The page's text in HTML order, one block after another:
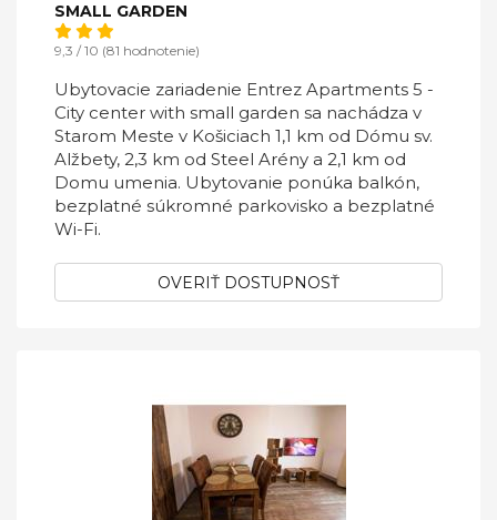
SMALL GARDEN
9,3 / 10 (81 hodnotenie)
Ubytovacie zariadenie Entrez Apartments 5 -
City center with small garden sa nachádza v
Starom Meste v Košiciach 1,1 km od Dómu sv.
Alžbety, 2,3 km od Steel Arény a 2,1 km od
Domu umenia. Ubytovanie ponúka balkón,
bezplatné súkromné parkovisko a bezplatné
Wi-Fi.
OVERIŤ DOSTUPNOSŤ